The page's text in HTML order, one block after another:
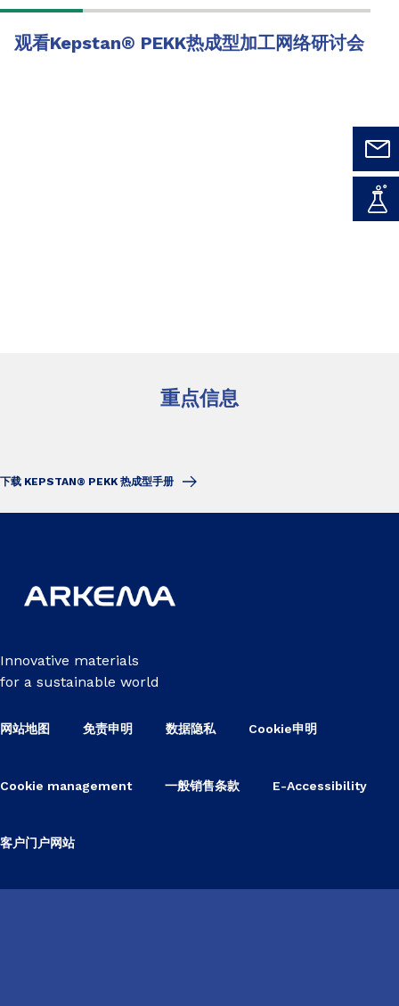
观看Kepstan® PEKK热成型加工网络研讨会
重点信息
下载 KEPSTAN® PEKK 热成型手册
Innovative materials
for a sustainable world
网站地图 免责申明 数据隐私 Cookie申明
Cookie management 一般销售条款 E-Accessibility
客户门户网站